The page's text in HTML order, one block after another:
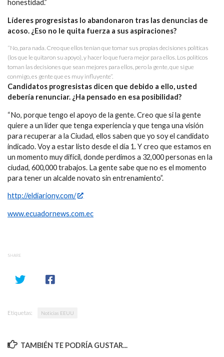
honestidad.”
Líderes progresistas lo abandonaron tras las denuncias de
acoso. ¿Eso no le quita fuerza a sus aspiraciones?
“No, para nada. Creo que ellos tenían que tomar sus propias decisiones políticas
(los que le quitaron su apoyo), y hacer lo que fuera mejor para ellos. Los políticos
toman las decisiones que sean mejores para ellos, pero la gente, que sigue
conmigo, es gente que es muy influyente”.
Candidatos progresistas dicen que debido a ello, usted
debería renunciar. ¿Ha pensado en esa posibilidad?
“No, porque tengo el apoyo de la gente. Creo que si la gente
quiere a un líder que tenga experiencia y que tenga una visión
para recuperar a la Ciudad, ellos saben que yo soy el candidato
indicado. Voy a estar listo desde el día 1. Y creo que estamos en
un momento muy difícil, donde perdimos a 32,000 personas en la
ciudad, 600,000 trabajos. La gente sabe que no es el momento
para tener un alcalde novato sin entrenamiento”.
http://eldiariony.com/
www.ecuadornews.com.ec
SHARE
Etiquetas: Noticias EEUU
TAMBIÉN TE PODRÍA GUSTAR...